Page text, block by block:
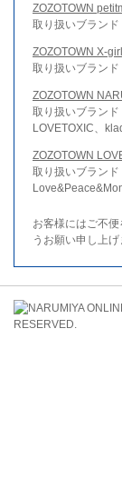
ZOZOTOWN
取り扱いブラン
ZOZOTOWN X-
取り扱いブラン
ZOZOTOWN
取り扱いブラン
LOVETOXIC、
ZOZOTOWN
取り扱いブランド
お客様にはご不
うお願い申し上げ